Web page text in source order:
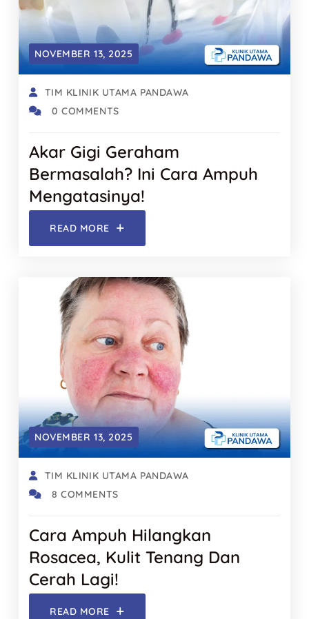
NOVEMBER 13, 2025
TIM KLINIK UTAMA PANDAWA
0 COMMENTS
Akar Gigi Geraham
Bermasalah? Ini Cara Ampuh
Mengatasinya!
READ MORE
NOVEMBER 13, 2025
TIM KLINIK UTAMA PANDAWA
8 COMMENTS
Cara Ampuh Hilangkan
Rosacea, Kulit Tenang Dan
Cerah Lagi!
READ MORE